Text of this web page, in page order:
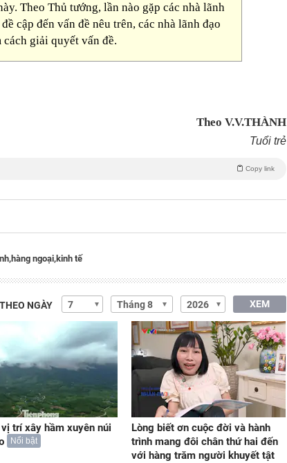
Theo Thủ tướng, lần nào gặp các nhà lãnh
cập đến vấn đề nêu trên, các nhà lãnh đạo
giải quyết vấn đề.
Theo V.V.THÀNH
Tuổi trẻ
Copy link
hàng ngoại,kinh tế
NGÀY XEM
vị trí xây hầm xuyên núi
Nổi bật
Lòng biết ơn cuộc đời và hành
trình mang đôi chân thứ hai đến
với hàng trăm người khuyết tật